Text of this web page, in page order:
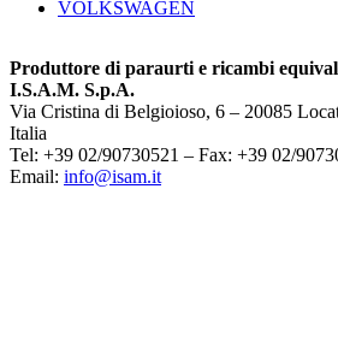
VOLKSWAGEN
Produttore di paraurti e ricambi
I.S.A.M. S.p.A.
Via Cristina di Belgioioso, 6 – 20085
Italia
Tel: +39 02/90730521 – Fax: +39 02/
Email: info@isam.it